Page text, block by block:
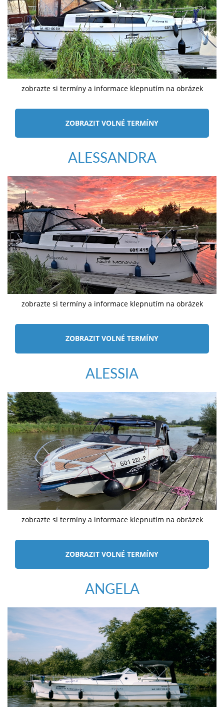
zobrazte si termíny a informace klepnutím na obrázek
ZOBRAZIT VOLNÉ TERMÍNY
ALESSANDRA
zobrazte si termíny a informace klepnutím na obrázek
ZOBRAZIT VOLNÉ TERMÍNY
ALESSIA
zobrazte si termíny a informace klepnutím na obrázek
ZOBRAZIT VOLNÉ TERMÍNY
ANGELA